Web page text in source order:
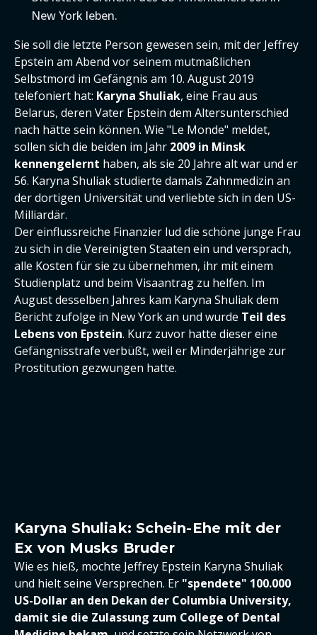
New York leben.
Sie soll die letzte Person gewesen sein, mit der Jeffrey
Epstein am Abend vor seinem mutmaßlichen
Selbstmord im Gefängnis am 10. August 2019
telefoniert hat: Karyna Shuliak, eine Frau aus
Belarus, deren Vater Epstein dem Altersunterschied
nach hätte sein können. Wie "Le Monde" meldet,
sollen sich die beiden im Jahr 2009 in Minsk
kennengelernt haben, als sie 20 Jahre alt war und er
56. Karyna Shuliak studierte damals Zahnmedizin an
der dortigen Universität und verliebte sich in den US-
Milliardär.
Der einflussreiche Finanzier lud die schöne junge Frau
zu sich in die Vereinigten Staaten ein und versprach,
alle Kosten für sie zu übernehmen, ihr mit einem
Studienplatz und beim Visaantrag zu helfen. Im
August desselben Jahres kam Karyna Shuliak dem
Bericht zufolge in New York an und wurde Teil des
Lebens von Epstein. Kurz zuvor hatte dieser eine
Gefängnisstrafe verbüßt, weil er Minderjährige zur
Prostitution gezwungen hatte.
Karyna Shuliak: Schein-Ehe mit der
Ex von Musks Bruder
Wie es hieß, mochte Jeffrey Epstein Karyna Shuliak
und hielt seine Versprechen. Er "spendete" 100.000
US-Dollar an den Dekan der Columbia University,
damit sie die Zulassung zum College of Dental